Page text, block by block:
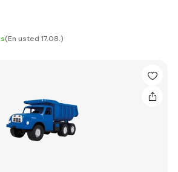
(En usted 17.08.)